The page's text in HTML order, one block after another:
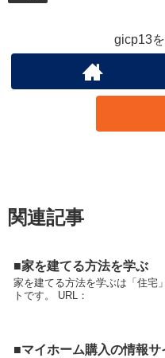
gicp13
関連記事
■家を建てる方法を学ぶ
家を建てる方法を学ぶは「住宅
トです。 URL：
■マイホーム購入の情報サ